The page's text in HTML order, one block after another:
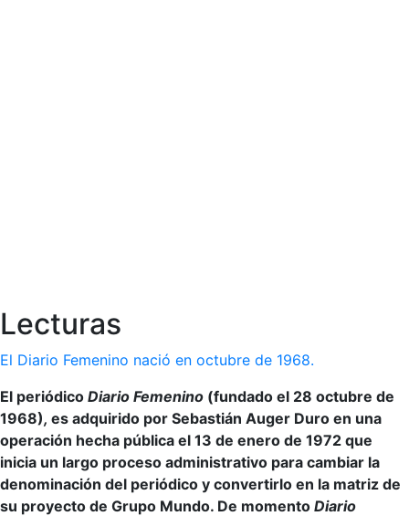
Lecturas
El Diario Femenino nació en octubre de 1968.
El periódico Diario Femenino (fundado el 28 octubre de
1968), es adquirido por Sebastián Auger Duro en una
operación hecha pública el 13 de enero de 1972 que
inicia un largo proceso administrativo para cambiar la
denominación del periódico y convertirlo en la matriz de
su proyecto de Grupo Mundo. De momento Diario